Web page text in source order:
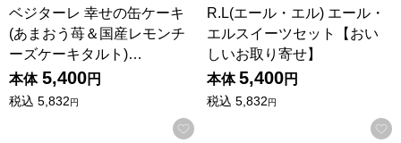
ベジターレ 幸せの缶ケーキ
(あまおう苺＆国産レモンチ
ーズケーキタルト)…
本体 5,400円
税込 5,832円
お気に入りに登録する
R.L(エール・エル) エール・
エルスイーツセット【おい
しいお取り寄せ】
本体 5,400円
税込 5,832円